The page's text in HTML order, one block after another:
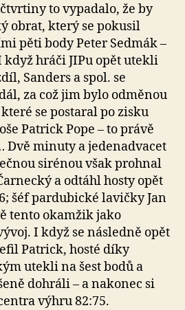
to vypadalo, že by
obrat, který se pokusil
pěti body Peter Sedmák –
když hráči JIPu opět utekli
Sanders a spol. se
za což jim bylo odměnou
se postaral po zisku
Patrick Pope – to právě
Dvě minuty a jedenadvacet
sirénou však prohnal
a odtáhl hosty opět
šéf pardubické lavičky Jan
tento okamžik jako
I když se následně opět
Patrick, hosté díky
utekli na šest bodů a
dohráli – a nakonec si
výhru 82:75.